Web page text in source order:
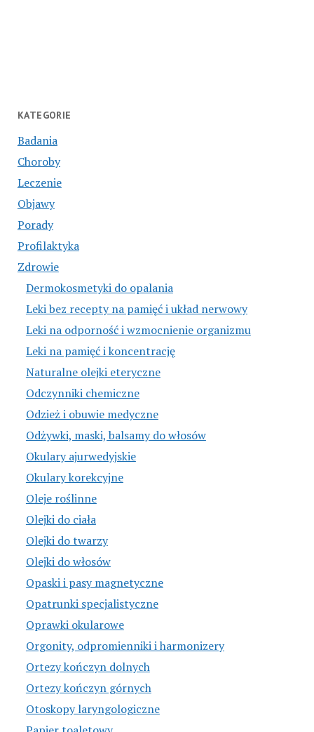
KATEGORIE
Badania
Choroby
Leczenie
Objawy
Porady
Profilaktyka
Zdrowie
Dermokosmetyki do opalania
Leki bez recepty na pamięć i układ nerwowy
Leki na odporność i wzmocnienie organizmu
Leki na pamięć i koncentrację
Naturalne olejki eteryczne
Odczynniki chemiczne
Odzież i obuwie medyczne
Odżywki, maski, balsamy do włosów
Okulary ajurwedyjskie
Okulary korekcyjne
Oleje roślinne
Olejki do ciała
Olejki do twarzy
Olejki do włosów
Opaski i pasy magnetyczne
Opatrunki specjalistyczne
Oprawki okularowe
Orgonity, odpromienniki i harmonizery
Ortezy kończyn dolnych
Ortezy kończyn górnych
Otoskopy laryngologiczne